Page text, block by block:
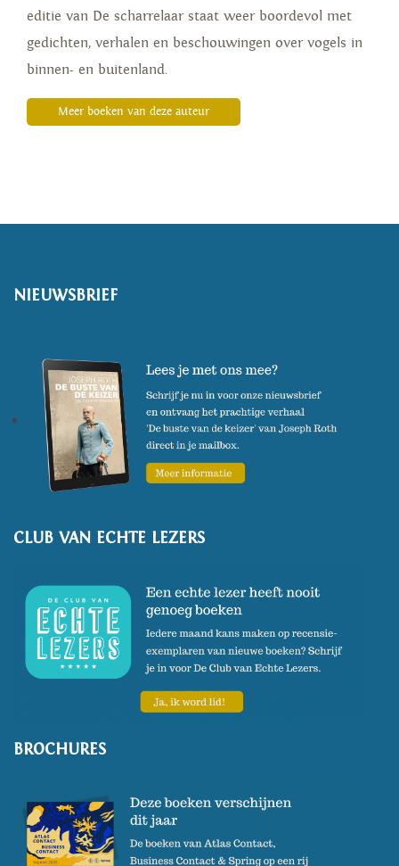
editie van De scharrelaar staat weer boordevol met
gedichten, verhalen en beschouwingen over vogels in
binnen- en buitenland.
Meer boeken van deze auteur
NIEUWSBRIEF
CLUB VAN ECHTE LEZERS
BROCHURES